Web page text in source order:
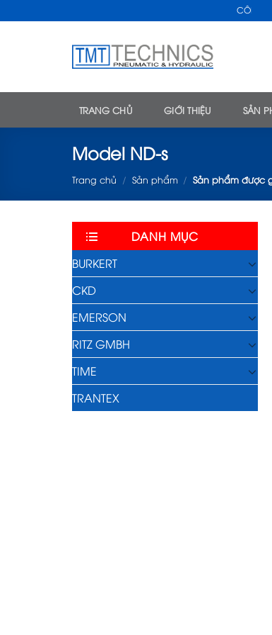
to
CÔNG TY
TRANG CHỦ GIỚI THIỆU SẢN
Model ND-s
Trang chủ / Sản phẩm / Sản phẩm được
DANH MỤC
BURKERT
CKD
EMERSON
RITZ GMBH
TIME
TRANTEX